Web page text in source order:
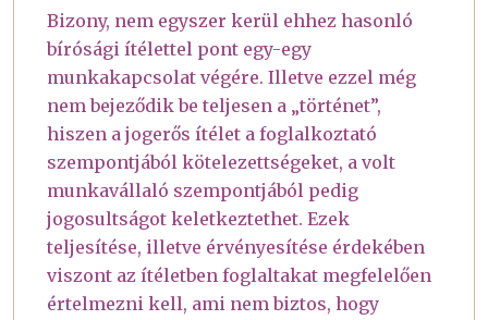
Bizony, nem egyszer kerül ehhez hasonló
bírósági ítélettel pont egy-egy
munkakapcsolat végére. Illetve ezzel még
nem bejeződik be teljesen a „történet”,
hiszen a jogerős ítélet a foglalkoztató
szempontjából kötelezettségeket, a volt
munkavállaló szempontjából pedig
jogosultságot keletkeztethet. Ezek
teljesítése, illetve érvényesítése érdekében
viszont az ítéletben foglaltakat megfelelően
értelmezni kell, ami nem biztos, hogy